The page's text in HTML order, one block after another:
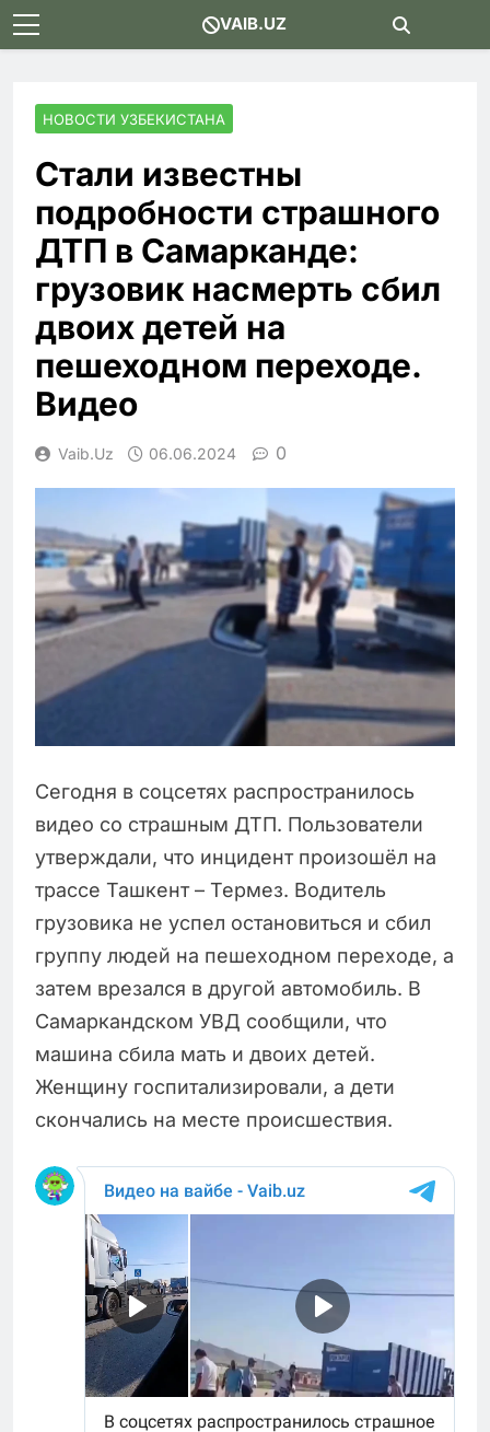
Skip
to
VAIB.UZ
НОВОСТИ УЗБЕКИСТАНА
Стали известны
подробности страшного
ДТП в Самарканде:
грузовик насмерть сбил
двоих детей на
пешеходном переходе.
Видео
Vaib.uz 06.06.2024 0
Сегодня в соцсетях распространилось
видео со страшным ДТП. Пользователи
утверждали, что инцидент произошёл на
трассе Ташкент – Термез. Водитель
грузовика не успел остановиться и сбил
группу людей на пешеходном переходе, а
затем врезался в другой автомобиль. В
Самаркандском УВД сообщили, что
машина сбила мать и двоих детей.
Женщину госпитализировали, а дети
скончались на месте происшествия.